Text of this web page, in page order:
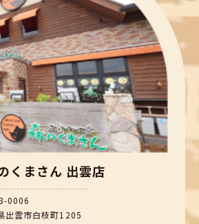
くまさん 出雲店
0006
出雲市白枝町1205